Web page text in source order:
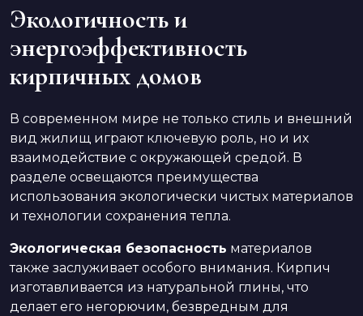
Экологичность и
энергоэффективность
кирпичных домов
В современном мире не только стиль и внешний
вид жилищ играют ключевую роль, но и их
взаимодействие с окружающей средой. В
разделе освещаются преимущества
использования экологически чистых материалов
и технологии сохранения тепла.
Экологическая безопасность материалов
также заслуживает особого внимания. Кирпич
изготавливается из натуральной глины, что
делает его негорючим, безвредным для